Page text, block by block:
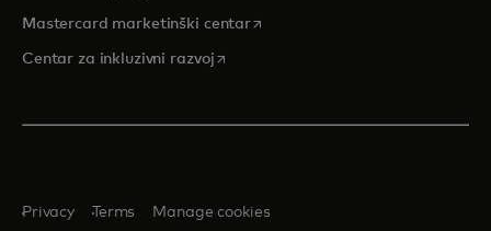
Mastercard marketinški centaropens in a new tab
Centar za inkluzivni razvoj opens in a new tab
Privacy Terms Manage cookies